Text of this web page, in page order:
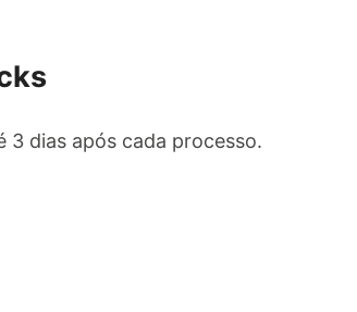
3 dias após cada processo.